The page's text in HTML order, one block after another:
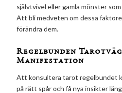
självtvivel eller gamla mönster
Att bli medveten om dessa
förändra dem.
Regelbunden
Manifestation
Att konsultera tarot regelbundet
på rätt spår och få nya insikter